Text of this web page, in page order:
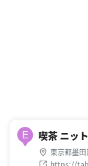
E 喫茶 ニット
東京都墨田